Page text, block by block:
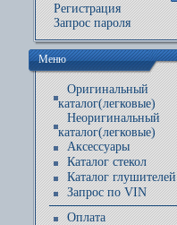
Регистрация
Запрос пароля
Меню
Оригинальный
каталог(легковые)
Неоригинальный
каталог(легковые)
Аксессуары
Каталог стекол
Каталог глушителей
Запрос по VIN
Оплата